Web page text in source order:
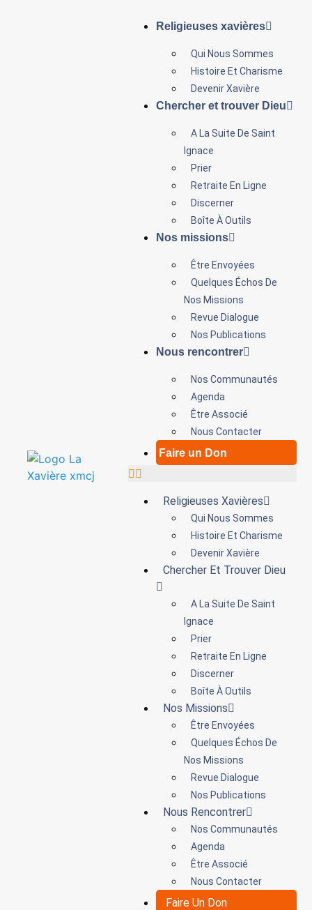
Religieuses xavières
Qui Nous Sommes
Histoire Et Charisme
Devenir Xavière
Chercher et trouver Dieu
A La Suite De Saint
Ignace
Prier
Retraite En Ligne
Discerner
Boîte À Outils
Nos missions
Être Envoyées
Quelques Échos De
Nos Missions
Revue Dialogue
Nos Publications
Nous rencontrer
Nos Communautés
Agenda
Être Associé
Nous Contacter
Faire un Don
Religieuses Xavières
Qui Nous Sommes
Histoire Et Charisme
Devenir Xavière
Chercher Et Trouver Dieu
A La Suite De Saint
Ignace
Prier
Retraite En Ligne
Discerner
Boîte À Outils
Nos Missions
Être Envoyées
Quelques Échos De
Nos Missions
Revue Dialogue
Nos Publications
Nous Rencontrer
Nos Communautés
Agenda
Être Associé
Nous Contacter
Faire Un Don